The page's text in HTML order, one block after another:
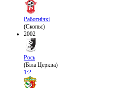
Работнічкі
(Скопьє)
2002
Рось
(Біла Церква)
1:2